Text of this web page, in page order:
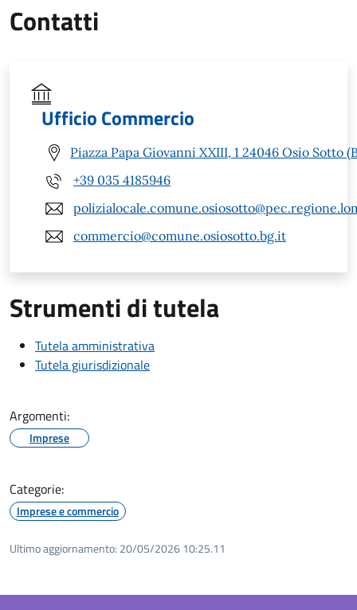
Contatti
Ufficio Commercio
Piazza Papa Giovanni XXIII, 1 24046 Osio Sotto
+39 035 4185946
commercio@comune.osiosotto.bg.it
Strumenti di tutela
Tutela amministrativa
Tutela giurisdizionale
Argomenti:
Imprese
Categorie:
Imprese e commercio
Ultimo aggiornamento: 20/05/2026 10:25.11